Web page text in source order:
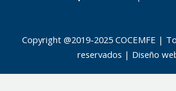
Copyright @2019-2025 COCEMFE |
reservados | Diseño